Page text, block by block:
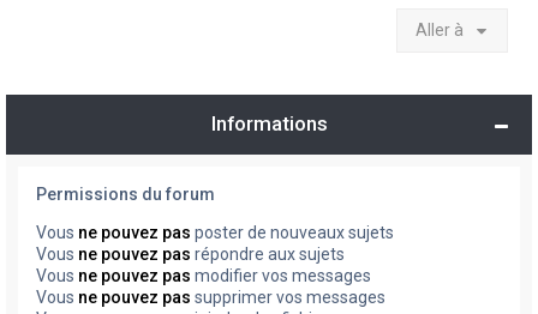
Aller à
Informations
Permissions du forum
Vous ne pouvez pas poster de nouveaux sujets
Vous ne pouvez pas répondre aux sujets
Vous ne pouvez pas modifier vos messages
Vous ne pouvez pas supprimer vos messages